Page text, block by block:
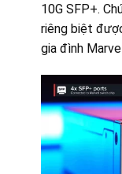
10G SFP+.
riêng biệt
gia đình